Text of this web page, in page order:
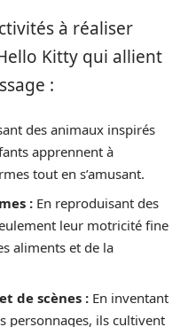
à réaliser
Kitty qui allient
:
des animaux inspirés
apprennent à
tout en s’amusant.
: En reproduisant des
leur motricité fine
aliments et de la
de scènes : En inventant
personnages, ils cultivent